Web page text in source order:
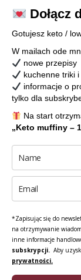
Dołącz
Gotujesz keto /
W mailach ode
nowe przepisy
kuchenne triki
informacje o
tylko dla
Na start
„Keto muffiny –
*Zapisując się do
na otrzymywanie
inne informacje
subskrypcji. Aby
prywatności.